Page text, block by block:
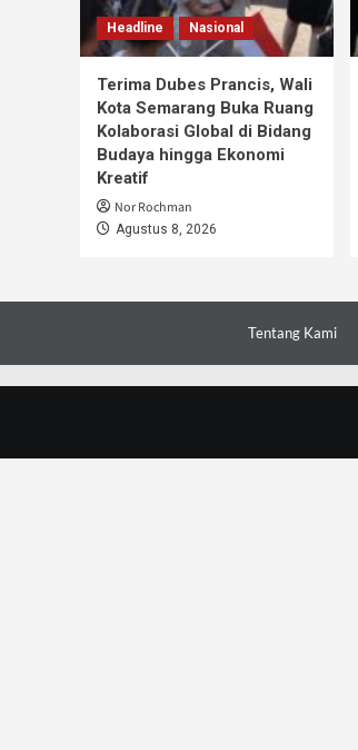
Headline Nasional
Terima Dubes Prancis, Wali
Kota Semarang Buka Ruang
Kolaborasi Global di Bidang
Budaya hingga Ekonomi
Kreatif
Nor Rochman
Agustus 8, 2026
Tentang Kami